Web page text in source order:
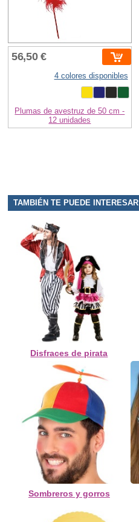
56,50 €
4 colores disponibles
Plumas de avestruz de 50 cm -
12 unidades
TAMBIÉN TE PUEDE INTERESAR
Disfraces de pirata
Sombreros y gorros